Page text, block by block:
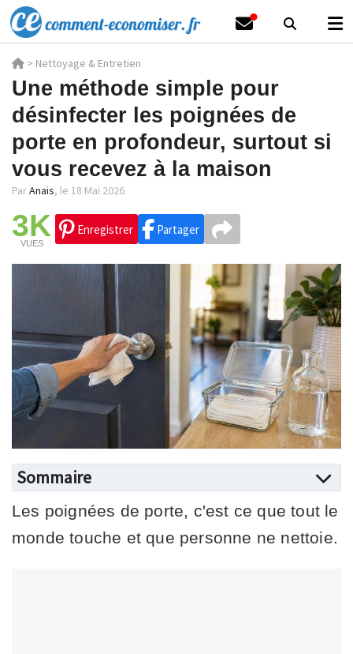
> Nettoyage & Entretien
Une méthode simple pour
désinfecter les poignées de
porte en profondeur, surtout si
vous recevez à la maison
ParAnais, le 18 Mai 2026
3K
VUES
Enregistrer Partager
Sommaire
Les poignées de porte, c'est ce que tout le
monde touche et que personne ne nettoie.